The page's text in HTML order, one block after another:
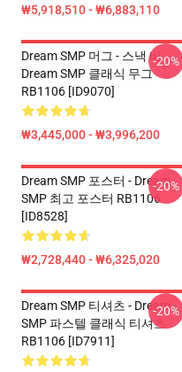
₩5,918,510 - ₩6,883,110
Dream SMP 머그 - 스낵 바
Dream SMP 클래식 무그
RB1106 [ID9070]
₩3,445,000 - ₩3,996,200
-20%
Dream SMP 포스터 - Dream
SMP 최고 포스터 RB1106
[ID8528]
₩2,728,440 - ₩6,325,020
-20%
Dream SMP 티셔츠 - Dream
SMP 파스텔 클래식 티셔츠
RB1106 [ID7911]
-20%